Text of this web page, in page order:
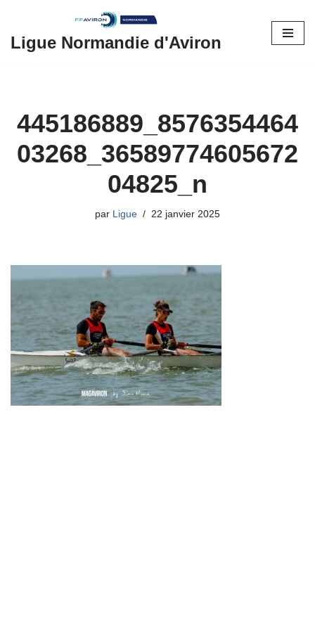
Aller
Ligue Normandie d'Aviron
445186889_8576354464
03268_36589774605672
04825_n
par Ligue 22 janvier 2025